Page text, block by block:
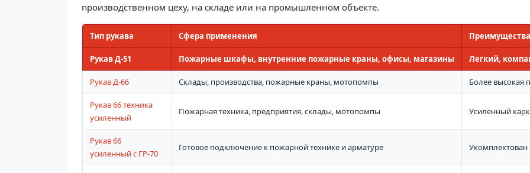
производственном цеху, на складе или на промышленном объекте.
Тип рукава Сфера применения Преимущества
Рукав Д-51 Пожарные шкафы, внутренние пожарные краны, офисы, магазины Легкий,
Рукав Д-66 Склады, производства, пожарные краны, мотопомпы Более высокая
Рукав 66 техника
усиленный
Пожарная техника, предприятия, склады, мотопомпы Усиленный
Рукав 66
усиленный с ГР-70
Готовое подключение к пожарной технике и арматуре Укомплектован